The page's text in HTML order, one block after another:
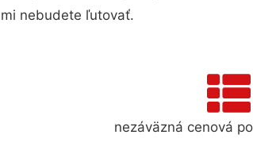
nebudete ľutovať.
nezáväzná cenová